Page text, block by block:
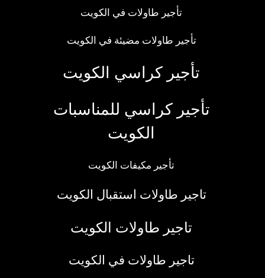
تأجير طاولات في الكويت
تأجير طاولات مضيئة في الكويت
تأجير كراسي الكويت
تأجير كراسي للمناسبات
الكويت
تأجير مكيفات الكويت
تاجير طاولات استقبال الكويت
تاجير طاولات الكويت
تاجير طاولات في الكويت